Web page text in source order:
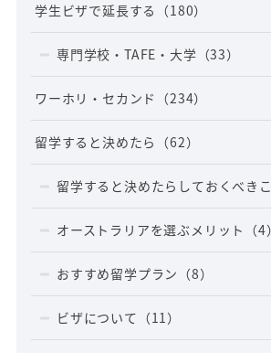
学生ビザで延長する （180）
専門学校・TAFE・大学 （33）
ワーホリ・セカンド （234）
留学すると決めたら （62）
留学すると決めたらしておくべき
オーストラリアを選ぶメリット （4）
おすすめ留学プラン （8）
ビザについて （11）